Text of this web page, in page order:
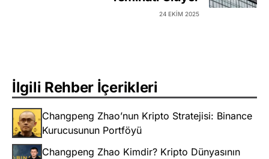
24 EKIM 2025
İlgili Rehber İçerikleri
Changpeng Zhao’nun Kripto Stratejisi: Binance
Kurucusunun Portföyü
Changpeng Zhao Kimdir? Kripto Dünyasının